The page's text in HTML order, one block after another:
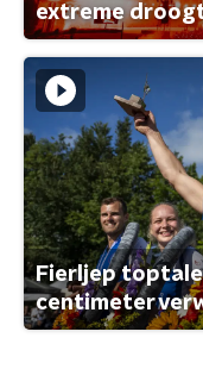
extreme
Fierljep
centimeter